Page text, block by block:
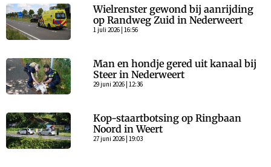
Wielrenster gewond bij aanrijding
op Randweg Zuid in Nederweert
1 juli 2026 | 16:56
Man en hondje gered uit kanaal bij
Steer in Nederweert
29 juni 2026 | 12:36
Kop-staartbotsing op Ringbaan
Noord in Weert
27 juni 2026 | 19:03